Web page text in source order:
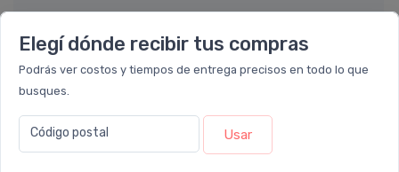
Elegí dónde recibir tus compras
Podrás ver costos y tiempos de entrega precisos en todo lo que
busques.
Código postal Usar
También te recomendamos...
40%OFF 30%